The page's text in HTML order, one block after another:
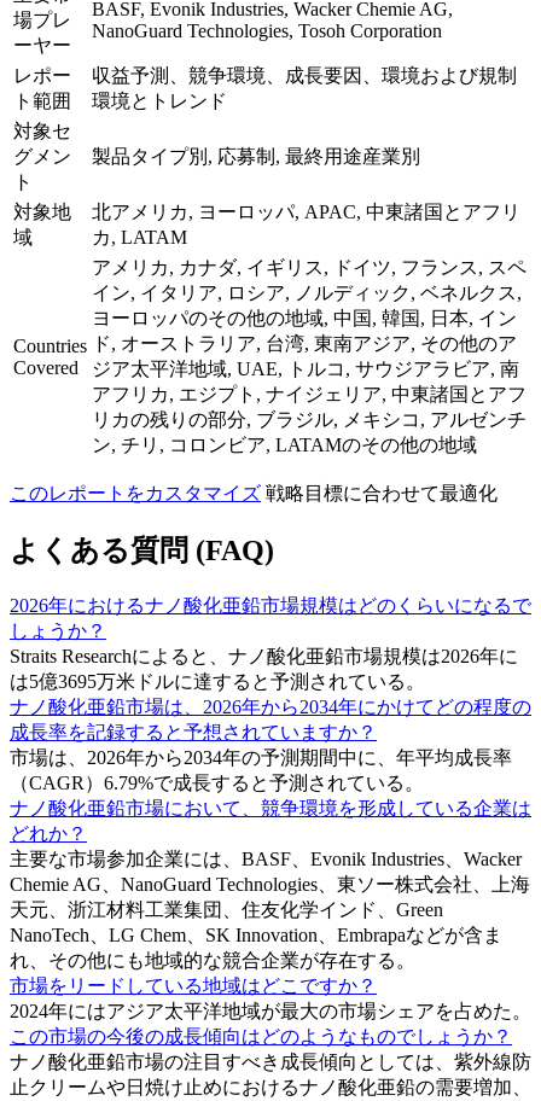
場プレ
ーヤー
BASF, Evonik Industries, Wacker Chemie AG,
NanoGuard Technologies, Tosoh Corporation
レポー
ト範囲
収益予測、競争環境、成長要因、環境および規制
環境とトレンド
対象セ
グメン
ト
製品タイプ別, 応募制, 最終用途産業別
対象地
域
北アメリカ, ヨーロッパ, APAC, 中東諸国とアフリ
カ, LATAM
Countries
Covered
アメリカ, カナダ, イギリス, ドイツ, フランス, スペ
イン, イタリア, ロシア, ノルディック, ベネルクス,
ヨーロッパのその他の地域, 中国, 韓国, 日本, イン
ド, オーストラリア, 台湾, 東南アジア, その他のア
ジア太平洋地域, UAE, トルコ, サウジアラビア, 南
アフリカ, エジプト, ナイジェリア, 中東諸国とアフ
リカの残りの部分, ブラジル, メキシコ, アルゼンチ
ン, チリ, コロンビア, LATAMのその他の地域
このレポートをカスタマイズ 戦略目標に合わせて最適化
よくある質問 (FAQ)
2026年におけるナノ酸化亜鉛市場規模はどのくらいになるで
しょうか？
Straits Researchによると、ナノ酸化亜鉛市場規模は2026年に
は5億3695万米ドルに達すると予測されている。
ナノ酸化亜鉛市場は、2026年から2034年にかけてどの程度の
成長率を記録すると予想されていますか？
市場は、2026年から2034年の予測期間中に、年平均成長率
（CAGR）6.79%で成長すると予測されている。
ナノ酸化亜鉛市場において、競争環境を形成している企業は
どれか？
主要な市場参加企業には、BASF、Evonik Industries、Wacker
Chemie AG、NanoGuard Technologies、東ソー株式会社、上海
天元、浙江材料工業集団、住友化学インド、Green
NanoTech、LG Chem、SK Innovation、Embrapaなどが含ま
れ、その他にも地域的な競合企業が存在する。
市場をリードしている地域はどこですか？
2024年にはアジア太平洋地域が最大の市場シェアを占めた。
この市場の今後の成長傾向はどのようなものでしょうか？
ナノ酸化亜鉛市場の注目すべき成長傾向としては、紫外線防
止クリームや日焼け止めにおけるナノ酸化亜鉛の需要増加、